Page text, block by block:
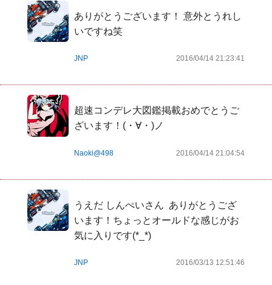
ありがとうございます！ 意外とうれし
いですね笑
JNP 2016/04/14 21:23:41
超速コンデレ大図鑑掲載おめでとうご
ざいます！(・∀・)ノ
Naoki@498 2016/04/14 21:04:54
うえだ しんぺいさん  ありがとうござ
います！ちょっとオールドな感じがお
気に入りです(*_*)
JNP 2016/03/13 12:51:46